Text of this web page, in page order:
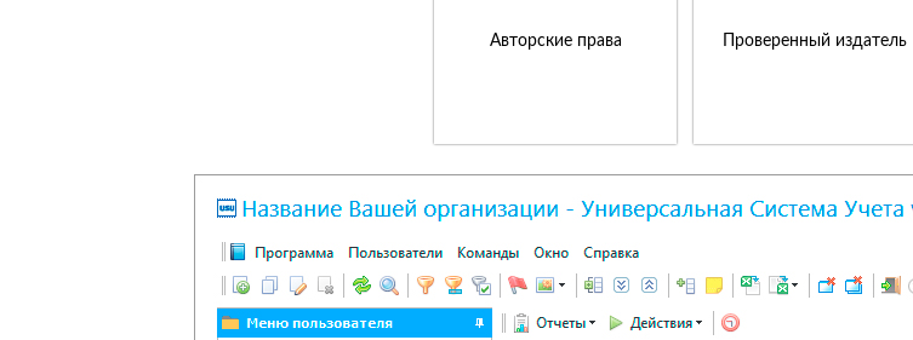
Авторские права Проверенный издатель